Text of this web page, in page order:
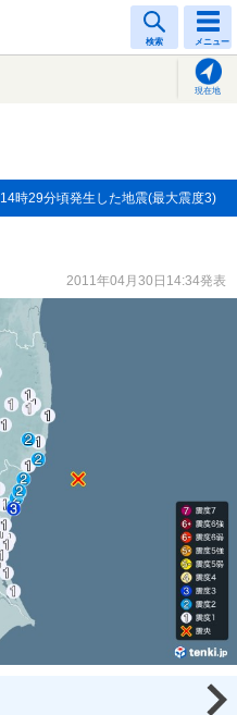
検索 メニュー
現在地
14時29分頃発生した地震(最大震度3)
2011年04月30日14:34発表